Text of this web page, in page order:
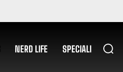
NERD LIFE SPECIALI